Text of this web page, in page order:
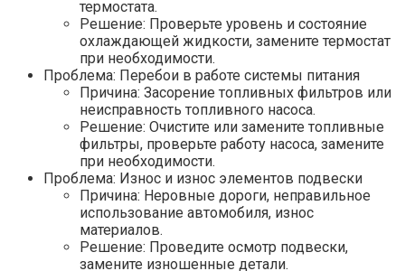
термостата.
Решение: Проверьте уровень и состояние
охлаждающей жидкости, замените термостат
при необходимости.
Проблема: Перебои в работе системы питания
Причина: Засорение топливных фильтров или
неисправность топливного насоса.
Решение: Очистите или замените топливные
фильтры, проверьте работу насоса, замените
при необходимости.
Проблема: Износ и износ элементов подвески
Причина: Неровные дороги, неправильное
использование автомобиля, износ
материалов.
Решение: Проведите осмотр подвески,
замените изношенные детали.